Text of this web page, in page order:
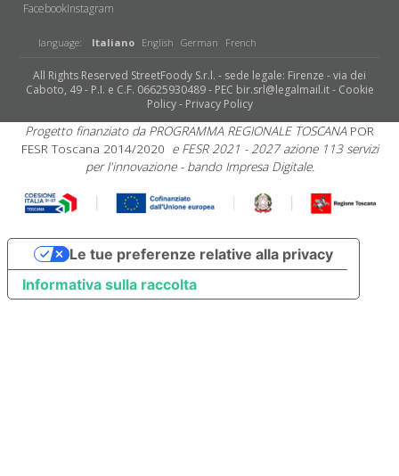
Facebook​Instagram
language: Italiano English German French
All Rights Reserved StreetFoody S.r.l. - sede legale: Firenze - via dei
Caboto, 49 - P.I. e C.F. 06625930489 - PEC bir.srl@legalmail.it - Cookie
Policy- Privacy Policy
Progetto finanziato da PROGRAMMA REGIONALE TOSCANA POR
FESR Toscana 2014/2020 e FESR 2021 - 2027 azione 113 servizi
per l'innovazione - bando Impresa Digitale.
Informativa sulla raccolta
Le tue preferenze relative alla privacy